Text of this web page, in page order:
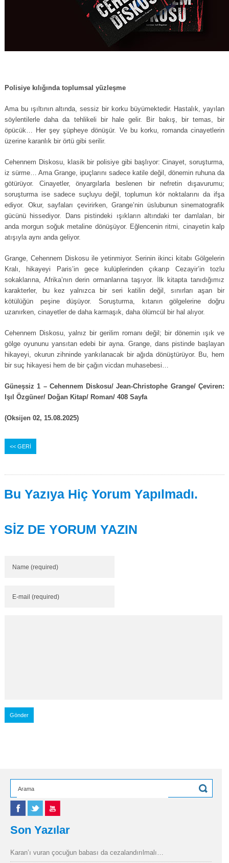
Polisiye kılığında toplumsal yüzleşme
Ama bu ışıltının altında, sessiz bir korku büyümektedir. Hastalık, yayılan
söylentilerle daha da tehlikeli bir hale gelir. Bir bakış, bir temas, bir
öpücük… Her şey şüpheye dönüşür. Ve bu korku, romanda cinayetlerin
üzerine karanlık bir örtü gibi serilir.
Cehennem Diskosu, klasik bir polisiye gibi başlıyor: Cinayet, soruşturma,
iz sürme… Ama Grange, ipuçlarını sadece katile değil, dönemin ruhuna da
götürüyor. Cinayetler, önyargılarla beslenen bir nefretin dışavurumu;
soruşturma ise sadece suçluyu değil, toplumun kör noktalarını da ifşa
ediyor. Okur, sayfaları çevirirken, Grange’nin üslubunun sinematografik
gücünü hissediyor. Dans pistindeki ışıkların altındaki ter damlaları, bir
anda morgun soğuk metaline dönüşüyor. Eğlencenin ritmi, cinayetin kalp
atışıyla aynı anda geliyor.
Grange, Cehennem Diskosu ile yetinmiyor. Serinin ikinci kitabı Gölgelerin
Kralı, hikayeyi Paris’in gece kulüplerinden çıkarıp Cezayir’in tozlu
sokaklarına, Afrika’nın derin ormanlarına taşıyor. İlk kitapta tanıdığımız
karakterler, bu kez yalnızca bir seri katilin değil, sınırları aşan bir
kötülüğün peşine düşüyor. Soruşturma, kıtanın gölgelerine doğru
uzanırken, cinayetler de daha karmaşık, daha ölümcül bir hal alıyor.
Cehennem Diskosu, yalnız bir gerilim romanı değil; bir dönemin ışık ve
gölge oyununu yansıtan edebi bir ayna. Grange, dans pistinde başlayan
hikayeyi, okurun zihninde yankılanacak bir ağıda dönüştürüyor. Bu, hem
bir suç hikayesi hem de bir çağın vicdan muhasebesi…
Güneşsiz 1 – Cehennem Diskosu/ Jean-Christophe Grange/ Çeviren:
Işıl Özgüner/ Doğan Kitap/ Roman/ 408 Sayfa
(Oksijen 02, 15.08.2025)
<< GERİ
Bu Yazıya Hiç Yorum Yapılmadı.
SİZ DE YORUM YAZIN
Son Yazılar
Karan’ı vuran çocuğun babası da cezalandırılmalı…